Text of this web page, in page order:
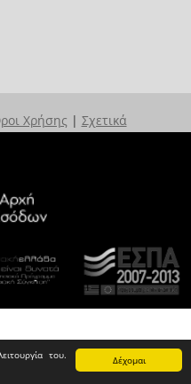
Δέχομαι
του.
Χρήσης | Σχετικά